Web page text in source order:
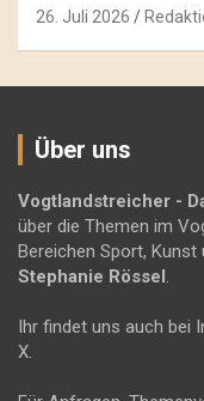
26. Juli 2026
Über uns
Vogtlandstreicher -
über die Themen im
Bereichen Sport,
Stephanie Rössel.
Ihr findet uns auch bei
X.